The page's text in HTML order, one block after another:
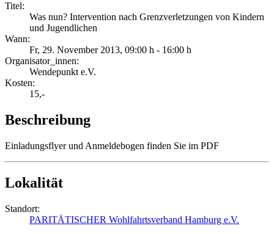
Titel:
Was nun? Intervention nach Grenzverletzungen von Kindern
und Jugendlichen
Wann:
Fr, 29. November 2013, 09:00 h - 16:00 h
Organisator_innen:
Wendepunkt e.V.
Kosten:
15,-
Beschreibung
Einladungsflyer und Anmeldebogen finden Sie im PDF
Lokalität
Standort:
PARITÄTISCHER Wohlfahrtsverband Hamburg e.V.